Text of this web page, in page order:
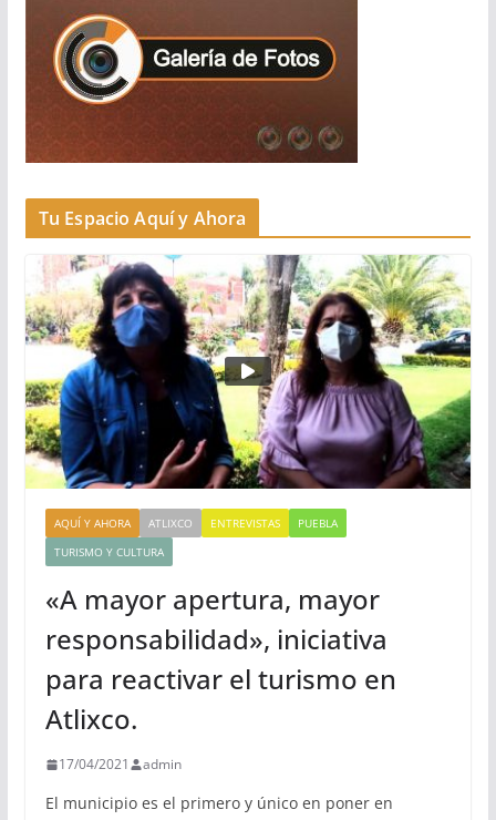
Tu Espacio Aquí y Ahora
AQUÍ Y AHORA ATLIXCO ENTREVISTAS
PUEBLA
TURISMO Y CULTURA
«A mayor apertura, mayor
responsabilidad», iniciativa
para reactivar el turismo en
Atlixco.
17/04/2021 admin
El municipio es el primero y único en poner en